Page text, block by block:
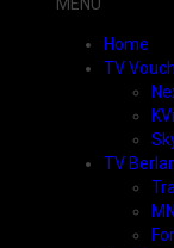
Home
TV
TV